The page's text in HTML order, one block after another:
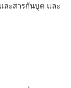
ละสารกันบูด และ